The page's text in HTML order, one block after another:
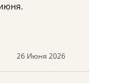
26 Июня 2026